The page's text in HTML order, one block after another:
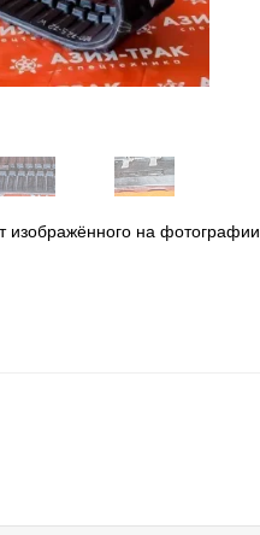
изображённого на фотографии